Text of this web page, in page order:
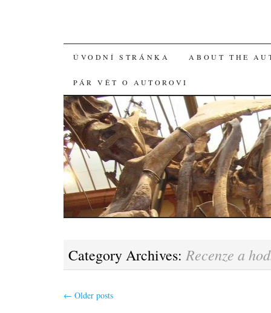
SKIP
TO
CONTENT
ÚVODNÍ STRÁNKA ABOUT THE
PÁR VĚT O AUTOROVI
Category Archives: Recenze a
← Older posts